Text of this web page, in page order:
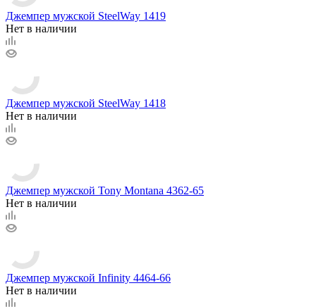
Джемпер мужской SteelWay 1419
Нет в наличии
Джемпер мужской SteelWay 1418
Нет в наличии
Джемпер мужской Tony Montana 4362-65
Нет в наличии
Джемпер мужской Infinity 4464-66
Нет в наличии